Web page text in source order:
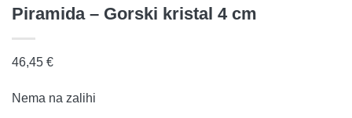
Piramida – Gorski kristal 4 cm
46,45 €
Nema na zalihi